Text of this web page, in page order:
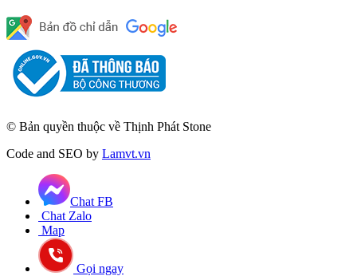
© Bản quyền thuộc về Thịnh Phát Stone
Code and SEO by Lamvt.vn
Chat FB
Chat Zalo
Map
Gọi ngay